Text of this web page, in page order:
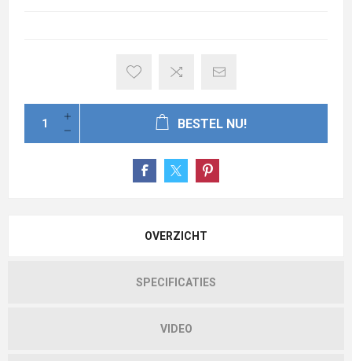
BESTEL NU!
OVERZICHT
SPECIFICATIES
VIDEO